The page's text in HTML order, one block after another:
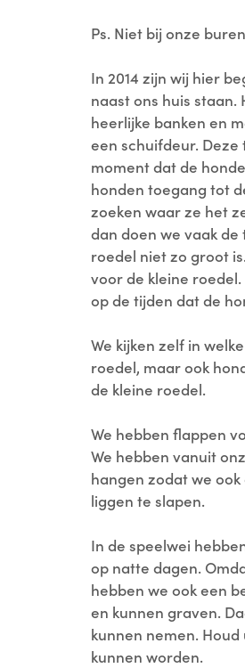
Ps. Niet bij onze
In 2014 zijn wij hier
naast ons huis
heerlijke banken en
een schuifdeur.
moment dat de
honden toegang tot
zoeken waar ze het
dan doen we vaak
roedel niet zo groot
voor de kleine
op de tijden dat de
We kijken zelf in
roedel, maar ook
de kleine roedel.
We hebben flappen
We hebben vanuit
hangen zodat we
liggen te slapen.
In de speelwei
op natte dagen.
hebben we ook een
en kunnen graven.
kunnen nemen.
kunnen worden.